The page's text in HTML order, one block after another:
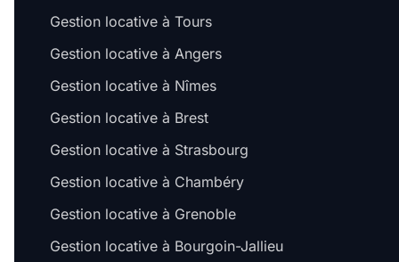
Gestion locative à Tours
Gestion locative à Angers
Gestion locative à Nîmes
Gestion locative à Brest
Gestion locative à Strasbourg
Gestion locative à Chambéry
Gestion locative à Grenoble
Gestion locative à Bourgoin-Jallieu